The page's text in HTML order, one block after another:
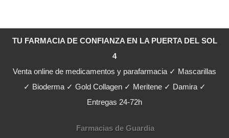
TU FARMACIA DE CONFIANZA EN LA PUERTA DEL SOL
4
Venta online de medicamentos y parafarmacia ✓ Mascarillas
✓ Bioderma ✓ Gold Collagen ✓ Meritene ✓ Damira ✓
Entregas 24-72h
Farmacias de Guardia